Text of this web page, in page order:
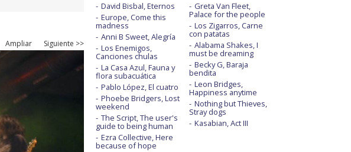
Ampliar Siguiente >>
David Bisbal, Eternos
Europe, Come this
madness
Anni B Sweet, Alegría
Los Enemigos,
Canciones chulas
La Casa Azul, Fauna y
flora subacuática
Pablo López, El cuatro
Phoebe Bridgers, Lost
weekend
The Script, The user's
guide to being human
Ezra Collective, Here
because of hope
Greta Van Fleet,
Palace for the people
Los Zigarros, Carne
con patatas
Alabama Shakes, I
must be dreaming
Becky G, Baraja
bendita
Leon Bridges,
Happiness anytime
Nothing but Thieves,
Stray dogs
Kasabian, Act III